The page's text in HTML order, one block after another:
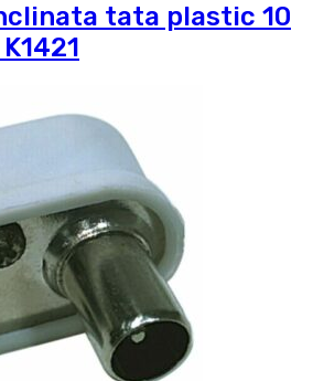
tata plastic 10